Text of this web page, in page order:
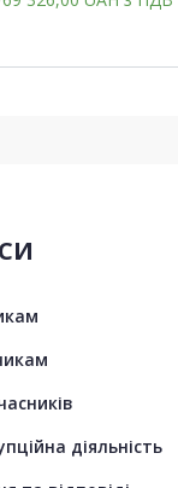
діяльність